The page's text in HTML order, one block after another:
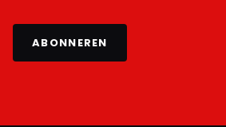
ABONNEREN